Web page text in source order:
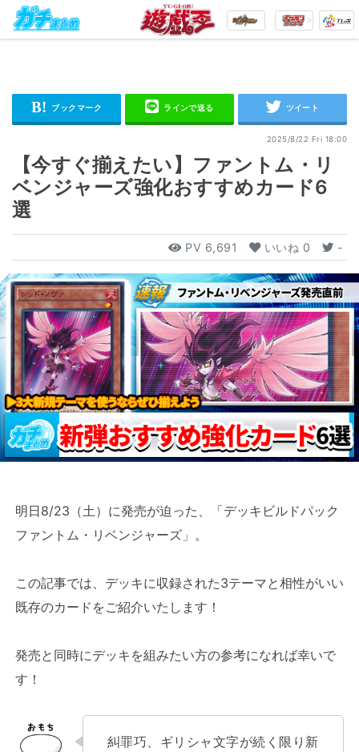
2025/8/22 Fri 18:00
【今すぐ揃えたい】ファントム・リ
ベンジャーズ強化おすすめカード6
選
PV 6,691 いいね 0 -
明日8/23（土）に発売が迫った、「デッキビルドパック
ファントム・リベンジャーズ」。
この記事では、デッキに収録された3テーマと相性がいい
既存のカードをご紹介いたします！
発売と同時にデッキを組みたい方の参考になれば幸いで
す！
糾罪巧、ギリシャ文字が続く限り新